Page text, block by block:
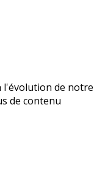
l'évolution de notre
de contenu